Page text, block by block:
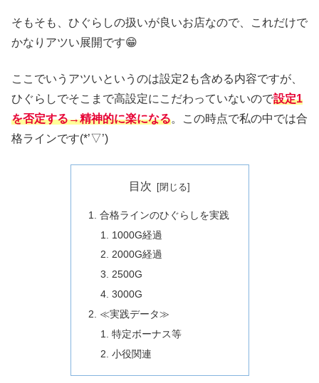
そもそも、ひぐらしの扱いが良いお店なので、これだけで
かなりアツい展開です😁
ここでいうアツいというのは設定2も含める内容ですが、
ひぐらしでそこまで高設定にこだわっていないので設定1
を否定する→精神的に楽になる。この時点で私の中では合
格ラインです(*’▽’)
目次
合格ラインのひぐらしを実践
1000G経過
2000G経過
2500G
3000G
≪実践データ≫
特定ボーナス等
小役関連